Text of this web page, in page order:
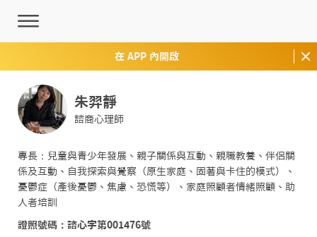
在 APP 內開啟
朱羿靜
諮商心理師
專長：兒童與青少年發展、親子關係與互動、親職教養、伴侶關
係及互動、自我探索與覺察（原生家庭、固著與卡住的模式）、
憂鬱症（產後憂鬱、焦慮、恐慌等）、家庭照顧者情緒照顧、助
人者培訓
證照號碼：諮心字第001476號